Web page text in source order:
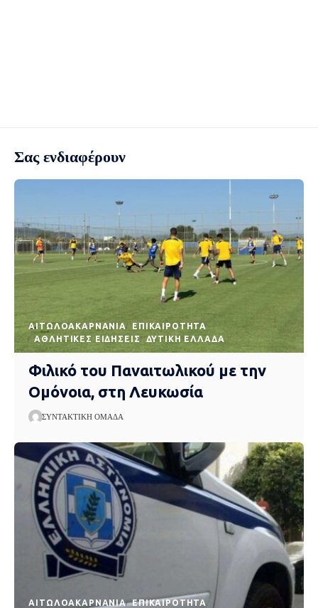
Σας ενδιαφέρουν
AΙΤΩΛΟΑΚΑΡΝΑΝΊΑ
EΠΙΚΑΙΡΌΤΗΤΑ
ΑΘΛΗΤΙΚΈΣ ΕΙΔΉΣΕΙΣ
ΔΥΤΙΚΉ ΕΛΛΆΔΑ
Φιλικό του Παναιτωλικού με την
Ομόνοια, στη Λευκωσία
ΣΥΝΤΑΚΤΙΚΉ ΟΜΆΔΑ
AΙΤΩΛΟΑΚΑΡΝΑΝΊΑ EΠΙΚΑΙΡΌΤΗΤΑ